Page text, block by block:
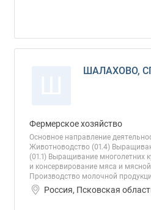
ШАЛАХОВО,
Фермерское хозяйство
Основное направление
Животноводство (01.4)
(01.1) Выращивание многолетних
и консервирование мяса и
Производство молочной
Россия, Псковская